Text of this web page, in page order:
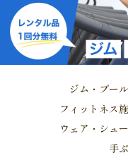
ジム・プー
フィットネス
ウェア・シュ
手